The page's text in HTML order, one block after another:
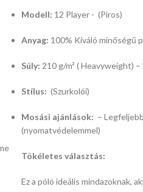
Modell: 12 Player - (Piros)
Anyag: 100% Kiváló minőségű
Súly: 210 g/m² ( Heavyweight)
Stílus: (Szurkolói)
Mosási ajánlások: –
(nyomatvédelemmel)
Tökéletes választás:
Ez a póló ideális mindazoknak,